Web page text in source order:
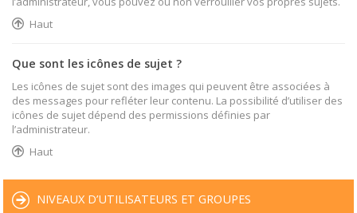
Haut
Que sont les icônes de sujet ?
Les icônes de sujet sont des images qui peuvent être associées à
des messages pour refléter leur contenu. La possibilité d’utiliser des
icônes de sujet dépend des permissions définies par
l’administrateur.
Haut
NIVEAUX D’UTILISATEURS ET GROUPES